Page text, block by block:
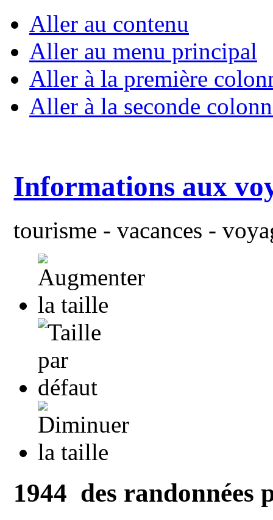
Aller au contenu
Aller au menu principal
Aller à la première
Aller à la seconde
Informations aux
tourisme - vacances -
1944 des randonnées